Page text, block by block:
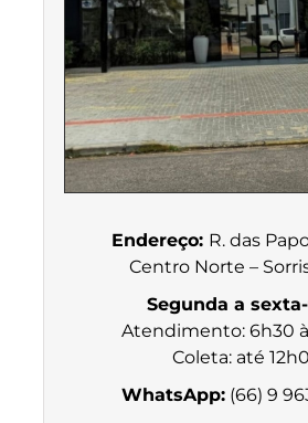
Endereço: R. das
Centro Norte –
Segunda a
Atendimento: 6h30
Coleta: até
WhatsApp: (66) 9